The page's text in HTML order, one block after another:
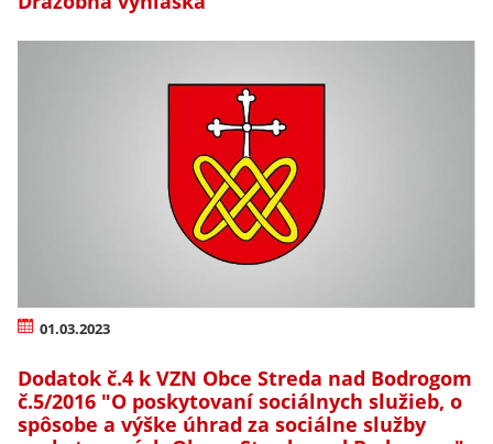
01.03.2023
Dodatok č.4 k VZN Obce Streda nad Bodrogom
č.5/2016 "O poskytovaní sociálnych služieb, o
spôsobe a výške úhrad za sociálne služby